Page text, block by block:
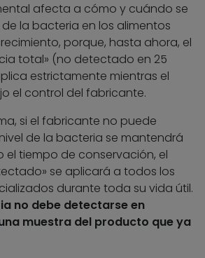
afecta a cómo y cuándo se
la bacteria en los alimentos
porque, hasta ahora, el
total» (no detectado en 25
estrictamente mientras el
el control del fabricante.
si el fabricante no puede
de la bacteria se mantendrá
tiempo de conservación, el
se aplicará a todos los
durante toda su vida útil.
no debe detectarse en
muestra del producto que ya